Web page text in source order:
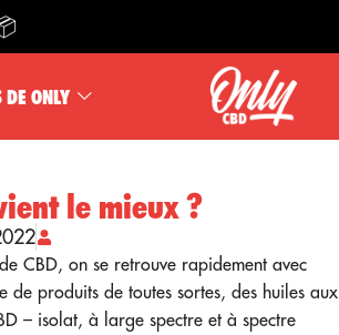
DE ONLY
le mieux ?
CBD, on se retrouve rapidement avec
de produits de toutes sortes, des huiles aux
– isolat, à large spectre et à spectre